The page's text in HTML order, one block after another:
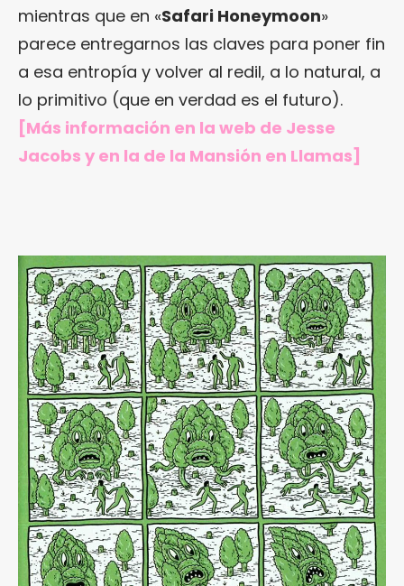
mientras que en «Safari Honeymoon»
parece entregarnos las claves para poner fin
a esa entropía y volver al redil, a lo natural, a
lo primitivo (que en verdad es el futuro).
[Más información en la web de Jesse
Jacobs y en la de la Mansión en Llamas]